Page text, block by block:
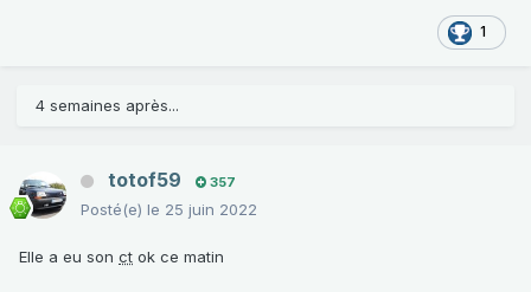
1
4 semaines après...
totof59 357
Posté(e) le 25 juin 2022
Elle a eu son ct ok ce matin